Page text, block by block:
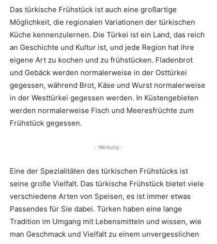
Das türkische Frühstück ist auch eine großartige
Möglichkeit, die regionalen Variationen der türkischen
Küche kennenzulernen. Die Türkei ist ein Land, das reich
an Geschichte und Kultur ist, und jede Region hat ihre
eigene Art zu kochen und zu frühstücken. Fladenbrot
und Gebäck werden normalerweise in der Osttürkei
gegessen, während Brot, Käse und Wurst normalerweise
in der Westtürkei gegessen werden. In Küstengebieten
werden normalerweise Fisch und Meeresfrüchte zum
Frühstück gegessen.
- Werbung -
Eine der Spezialitäten des türkischen Frühstücks ist
seine große Vielfalt. Das türkische Frühstück bietet viele
verschiedene Arten von Speisen, es ist immer etwas
Passendes für Sie dabei. Türken haben eine lange
Tradition im Umgang mit Lebensmitteln und wissen, wie
man Geschmack und Vielfalt zu einem unvergesslichen